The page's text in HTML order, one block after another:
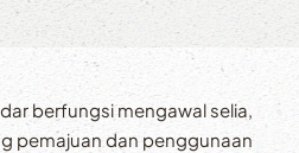
berfungsi mengawal selia,
pemajuan dan penggunaan